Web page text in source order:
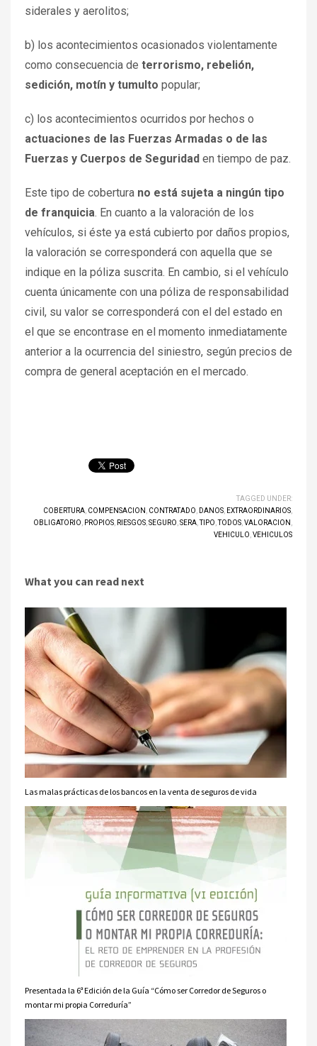
siderales y aerolitos;
b) los acontecimientos ocasionados violentamente
como consecuencia de terrorismo, rebelión,
sedición, motín y tumulto popular;
c) los acontecimientos ocurridos por hechos o
actuaciones de las Fuerzas Armadas o de las
Fuerzas y Cuerpos de Seguridad en tiempo de paz.
Este tipo de cobertura no está sujeta a ningún tipo
de franquicia. En cuanto a la valoración de los
vehículos, si éste ya está cubierto por daños propios,
la valoración se corresponderá con aquella que se
indique en la póliza suscrita. En cambio, si el vehículo
cuenta únicamente con una póliza de responsabilidad
civil, su valor se corresponderá con el del estado en
el que se encontrase en el momento inmediatamente
anterior a la ocurrencia del siniestro, según precios de
compra de general aceptación en el mercado.
TAGGED UNDER:
COBERTURA COMPENSACION CONTRATADO DANOS EXTRAORDINARIOS
OBLIGATORIO
PROPIOS RIESGOS SEGURO SERA ,TIPO ,TODOS VALORACION
VEHICULO VEHICULOS
What you can read next
Las malas prácticas de los bancos en la venta de seguros de vida
Presentada la 6ª Edición de la Guía “Cómo ser Corredor de Seguros o
montar mi propia Correduría”